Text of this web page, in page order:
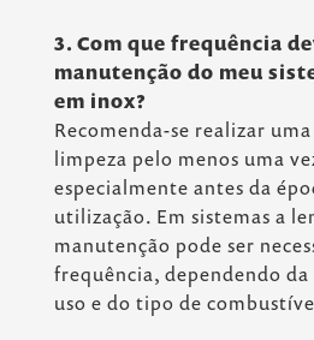
3. Com que frequência
manutenção do meu
em inox?
Recomenda-se realizar
limpeza pelo menos uma
especialmente antes da
utilização. Em sistemas a
manutenção pode ser
frequência, dependendo
uso e do tipo de